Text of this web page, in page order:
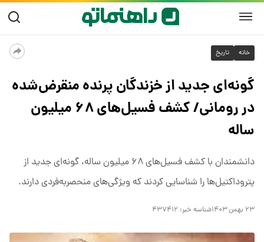
خانه تاریخ
گونه‌ای جدید از خزندگان پرنده منقرض‌شده
در رومانی/ کشف فسیل‌های ۶۸ میلیون
ساله
دانشمندان با کشف فسیل‌های ۶۸ میلیون ساله، گونه‌ای جدید از
پتروداکتیل‌ها را شناسایی کردند که ویژگی‌های منحصربه‌فردی دارند.
۲۳ بهمن ۱۴۰۳ شناسه خبر: ۴۳۷۴۱۲